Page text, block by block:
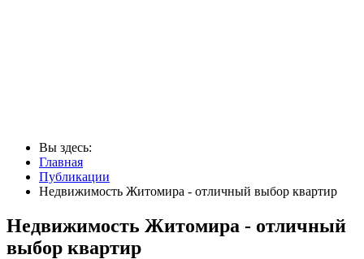
Вы здесь:
Главная
Публикации
Недвижимость Житомира - отличный выбор квартир
Недвижимость Житомира - отличный
выбор квартир